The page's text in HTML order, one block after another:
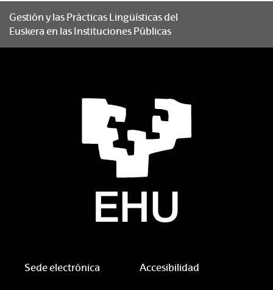
Gestión y las Prácticas Lingüísticas del
Euskera en las Instituciones Públicas
Sede electrónica Accesibilidad